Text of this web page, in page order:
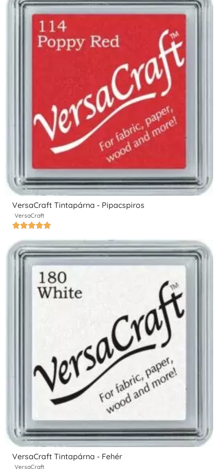
VersaCraft Tintapárna - Pipacspiros
VersaCraft

VersaCraft Tintapárna - Fehér
VersaCraft